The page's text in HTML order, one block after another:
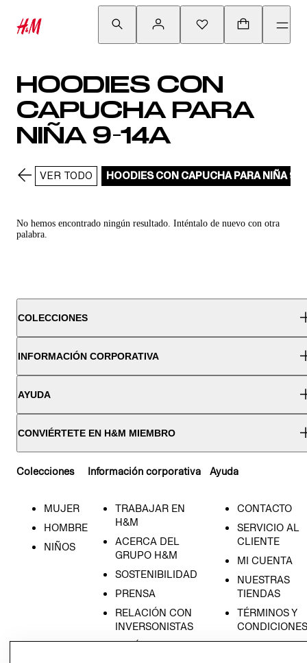
HOODIES CON
CAPUCHA PARA
NIÑA 9-14A
VER TODO HOODIES CON CAPUCHA PARA NIÑA 9-
No hemos encontrado ningún resultado. Inténtalo de nuevo con otra
palabra.
COLECCIONES
INFORMACIÓN CORPORATIVA
AYUDA
CONVIÉRTETE EN H&M MIEMBRO
Colecciones
MUJER
HOMBRE
NIÑOS
Información corporativa
TRABAJAR EN
H&M
ACERCA DEL
GRUPO H&M
SOSTENIBILIDAD
PRENSA
RELACIÓN CON
INVERSONISTAS
POLÍTICA
Ayuda
CONTACTO
SERVICIO AL
CLIENTE
MI CUENTA
NUESTRAS
TIENDAS
TÉRMINOS Y
CONDICIONES
AVISO DE